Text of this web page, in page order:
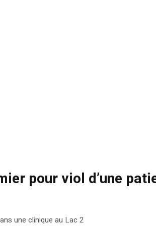
pour viol d’une
une clinique au Lac 2